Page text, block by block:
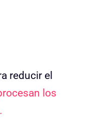
reducir el
los